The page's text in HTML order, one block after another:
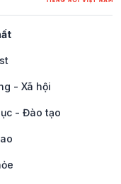
- Xã hội
- Đào tạo